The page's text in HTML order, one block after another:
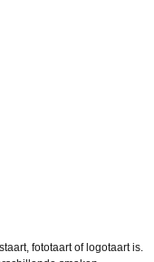
fototaart of logotaart is.